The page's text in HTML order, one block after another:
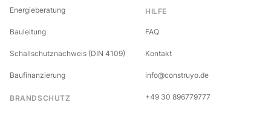
Energieberatung
Bauleitung
Schallschutznachweis (DIN 4109)
Baufinanzierung
BRANDSCHUTZ
HILFE
FAQ
Kontakt
info@construyo.de
+49 30 896779777